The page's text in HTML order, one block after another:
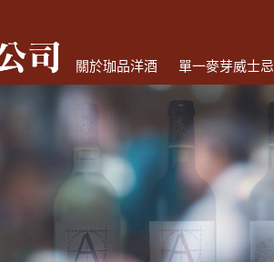
關於珈品洋酒 單一麥芽威士忌